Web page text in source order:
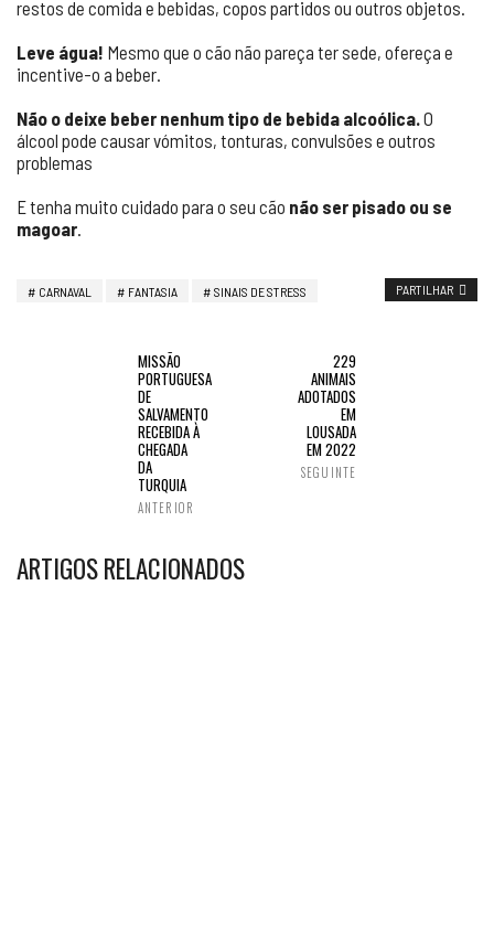
restos de comida e bebidas, copos partidos ou outros objetos.
Leve água! Mesmo que o cão não pareça ter sede, ofereça e
incentive-o a beber.
Não o deixe beber nenhum tipo de bebida alcoólica.O
álcool pode causar vómitos, tonturas, convulsões e outros
problemas
E tenha muito cuidado para o seu cão não ser pisado ou se
magoar.
CARNAVAL FANTASIA SINAIS DE STRESS PARTILHAR
MISSÃO
PORTUGUESA
DE
SALVAMENTO
RECEBIDA À
CHEGADA
DA
TURQUIA
ANTERIOR
229
ANIMAIS
ADOTADOS
EM
LOUSADA
EM 2022
SEGUINTE
ARTIGOS RELACIONADOS